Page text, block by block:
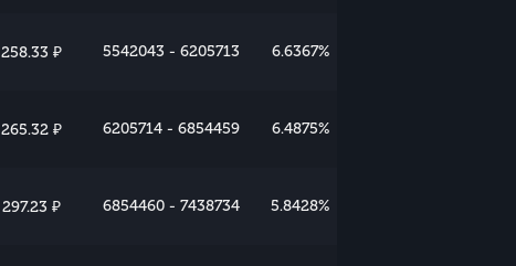
258.33 ₽ 5542043 - 6205713 6.6367%
265.32 ₽ 6205714 - 6854459 6.4875%
297.23 ₽ 6854460 - 7438734 5.8428%